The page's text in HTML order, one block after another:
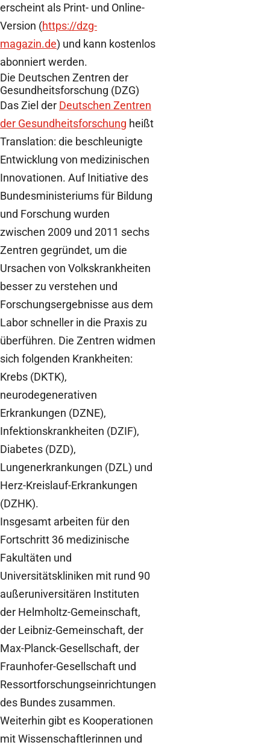
erscheint als Print- und Online-
Version (https://dzg-
magazin.de) und kann kostenlos
abonniert werden.
Die Deutschen Zentren der
Gesundheitsforschung (DZG)
Das Ziel der Deutschen Zentren
der Gesundheitsforschung heißt
Translation: die beschleunigte
Entwicklung von medizinischen
Innovationen. Auf Initiative des
Bundesministeriums für Bildung
und Forschung wurden
zwischen 2009 und 2011 sechs
Zentren gegründet, um die
Ursachen von Volkskrankheiten
besser zu verstehen und
Forschungsergebnisse aus dem
Labor schneller in die Praxis zu
überführen. Die Zentren widmen
sich folgenden Krankheiten:
Krebs (DKTK),
neurodegenerativen
Erkrankungen (DZNE),
Infektionskrankheiten (DZIF),
Diabetes (DZD),
Lungenerkrankungen (DZL) und
Herz-Kreislauf-Erkrankungen
(DZHK).
Insgesamt arbeiten für den
Fortschritt 36 medizinische
Fakultäten und
Universitätskliniken mit rund 90
außeruniversitären Instituten
der Helmholtz-Gemeinschaft,
der Leibniz-Gemeinschaft, der
Max-Planck-Gesellschaft, der
Fraunhofer-Gesellschaft und
Ressortforschungseinrichtungen
des Bundes zusammen.
Weiterhin gibt es Kooperationen
mit Wissenschaftlerinnen und